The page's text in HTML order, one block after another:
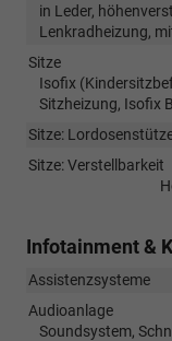
in Leder,
Lenkradheizung,
Sitze
Isofix
Sitzheizung, Isofix
Sitze:
Sitze: Verstellbarkeit
Infotainment &
Assistenzsysteme
Audioanlage
Soundsystem,